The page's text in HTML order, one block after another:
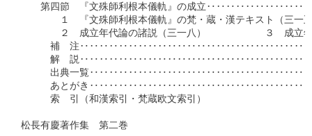
第四節　『文殊師利根本儀軌』の成立
１　『文殊師利根本儀軌』の梵・蔵・漢テキスト（三一
２　成立年代論の諸説（三一八）　　　　　　３　成立年
補　注
解　説
出典一覧
あとがき
索　引（和漢索引・梵蔵欧文索引）
松長有慶著作集　第二巻